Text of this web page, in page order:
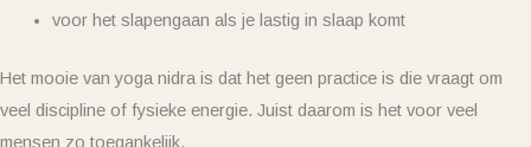
voor het slapengaan als je lastig in slaap komt
Het mooie van yoga nidra is dat het geen practice is die vraagt om
veel discipline of fysieke energie. Juist daarom is het voor veel
mensen zo toegankelijk.